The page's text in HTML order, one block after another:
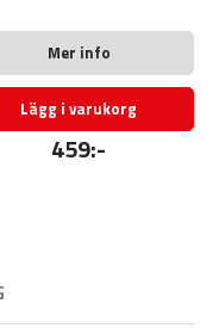
Mer info
Lägg i varukorg
459:-